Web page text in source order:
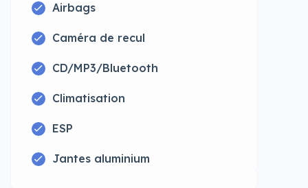
Airbags
Caméra de recul
CD/MP3/Bluetooth
Climatisation
ESP
Jantes aluminium